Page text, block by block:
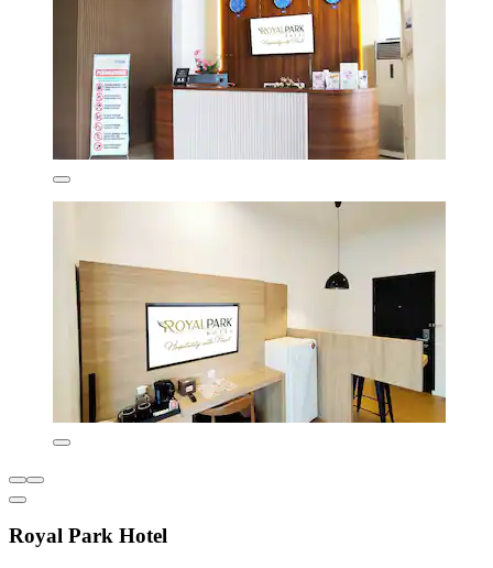
Royal Park Hotel